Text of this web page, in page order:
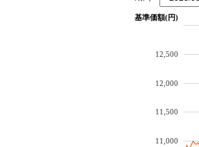
基準価額(円)
11,000
11,500
12,000
12,500